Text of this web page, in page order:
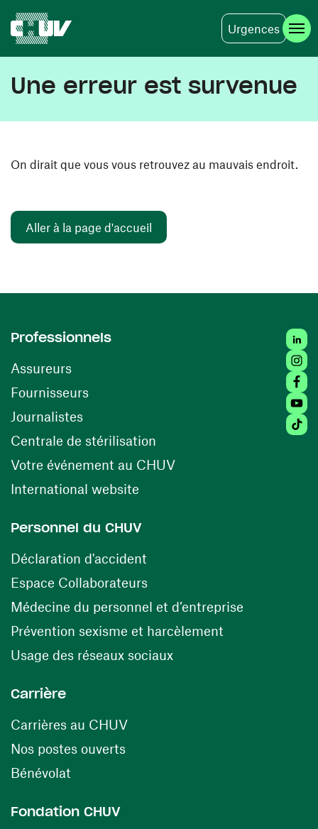
Urgences
Une erreur est survenue
On dirait que vous vous retrouvez au mauvais endroit.
Aller à la page d'accueil
Professionnels
Assureurs
Fournisseurs(ouvre une nouvelle fenêtre)
Journalistes
Centrale de stérilisation (ouvre une nouvelle
Votre événement au CHUV(ouvre une nouvelle
International website
Personnel du CHUV
Déclaration d'accident
Espace Collaborateurs(ouvre une nouvelle fenêtre)
Médecine du personnel et d’entreprise
Prévention sexisme et harcèlement
Usage des réseaux sociaux(ouvre une nouvelle
Carrière
Carrières au CHUV(ouvre une nouvelle fenêtre)
Nos postes ouverts(ouvre une nouvelle fenêtre)
Bénévolat
Fondation CHUV